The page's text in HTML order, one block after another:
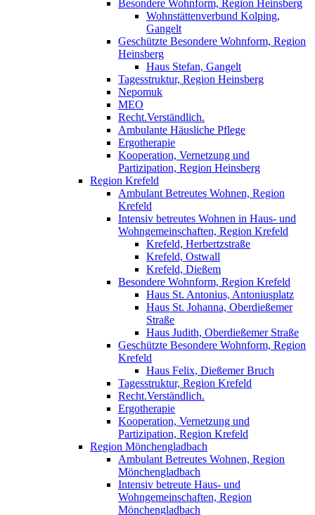
Besondere Wohnform, Region Heinsberg
Wohnstättenverbund Kolping,
Gangelt
Geschützte Besondere Wohnform, Region
Heinsberg
Haus Stefan, Gangelt
Tagesstruktur, Region Heinsberg
Nepomuk
MEO
Recht.Verständlich.
Ambulante Häusliche Pflege
Ergotherapie
Kooperation, Vernetzung und
Partizipation, Region Heinsberg
Region Krefeld
Ambulant Betreutes Wohnen, Region
Krefeld
Intensiv betreutes Wohnen in Haus- und
Wohngemeinschaften, Region Krefeld
Krefeld, Herbertzstraße
Krefeld, Ostwall
Krefeld, Dießem
Besondere Wohnform, Region Krefeld
Haus St. Antonius, Antoniusplatz
Haus St. Johanna, Oberdießemer
Straße
Haus Judith, Oberdießemer Straße
Geschützte Besondere Wohnform, Region
Krefeld
Haus Felix, Dießemer Bruch
Tagesstruktur, Region Krefeld
Recht.Verständlich.
Ergotherapie
Kooperation, Vernetzung und
Partizipation, Region Krefeld
Region Mönchengladbach
Ambulant Betreutes Wohnen, Region
Mönchengladbach
Intensiv betreute Haus- und
Wohngemeinschaften, Region
Mönchengladbach